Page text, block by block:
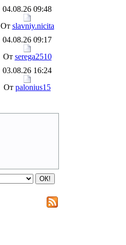
04.08.26 09:48
От slavniy.nicita
04.08.26 09:17
От serega2510
03.08.26 16:24
От palonius15